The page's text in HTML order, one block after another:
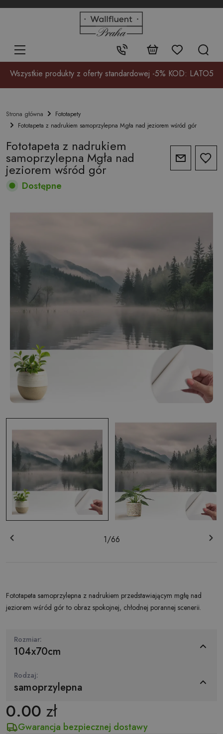
Kontakt:
+48
17
Wszystkie produkty z oferty standardowej -5% KOD: LATO5
Strona główna
Fototapety
Fototapeta z nadrukiem samoprzylepna Mgła nad jeziorem wśród gór
Fototapeta z nadrukiem
samoprzylepna Mgła nad
jeziorem wśród gór
Dostępne
1/66
Fototapeta samoprzylepna z nadrukiem przedstawiającym mgłę nad
jeziorem wśród gór to obraz spokojnej, chłodnej porannej scenerii.
Rozmiar:
104x70cm
Rodzaj:
samoprzylepna
0.00 zł
Gwarancja bezpiecznej dostawy